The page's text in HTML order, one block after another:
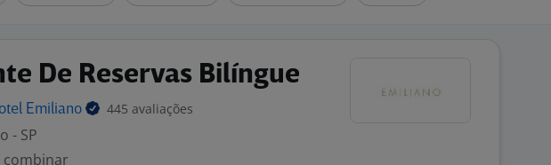
De Reservas Bilíngue
Emiliano 445 avaliações
- SP
combinar